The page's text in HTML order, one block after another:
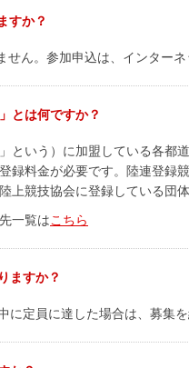
すか？
せん。参加申込は、インター
とは何ですか？
という）に加盟している各都
録料金が必要です。陸連登録
上競技協会に登録している団
一覧はこちら
ますか？
に定員に達した場合は、募集を